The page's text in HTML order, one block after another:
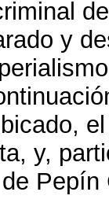
y
y,
Pepín